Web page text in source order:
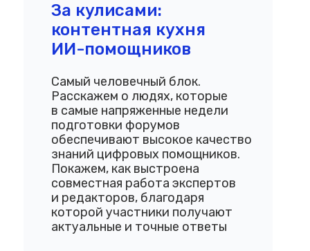
Самый человечный блок.
Расскажем о людях, которые
в самые напряженные недели
подготовки форумов
обеспечивают высокое качество
знаний цифровых помощников.
Покажем, как выстроена
совместная работа экспертов
и редакторов, благодаря
которой участники получают
актуальные и точные ответы
За кулисами:
контентная кухня
ИИ-помощников